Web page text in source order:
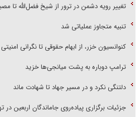
تغییر رویه دشمن در ترور از شیخ فضل‌الله تا
تنبیه متجاوز عملیاتی شد
کنوانسیون خزر، از ابهام حقوقی تا نگرانی امنیتی
ترامپ دوباره به پشت میانجی‌ها خزید
دلتنگی نکرد و در مسیر جهاد تا شهادت ماند
جزئیات برگزاری پیاده‌روی جاماندگان اربعین در